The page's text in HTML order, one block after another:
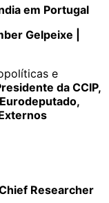
em Portugal
Gelpeixe |
e
da CCIP,
Researcher